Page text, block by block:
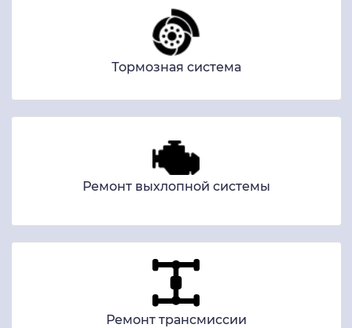
Тормозная система
Ремонт выхлопной системы
Ремонт трансмиссии